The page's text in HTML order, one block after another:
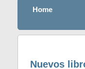
Home
Nuevos